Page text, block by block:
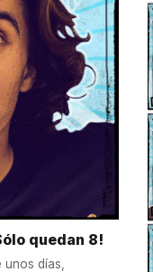
quedan 8!
días,